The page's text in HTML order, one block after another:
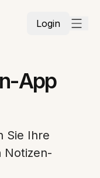
Login
App
Sie Ihre
Notizen-